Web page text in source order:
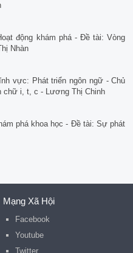
động khám phá - Đề tài: Vòng
Nhàn
vực: Phát triển ngôn ngữ - Chủ
chữ i, t, c - Lương Thị Chinh
phá khoa học - Đề tài: Sự phát
Mạng Xã Hội
Facebook
Youtube
Twitter